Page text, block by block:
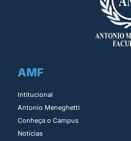
AMF
Intitucional
Antonio Meneghetti
Conheça o Campus
Notícias